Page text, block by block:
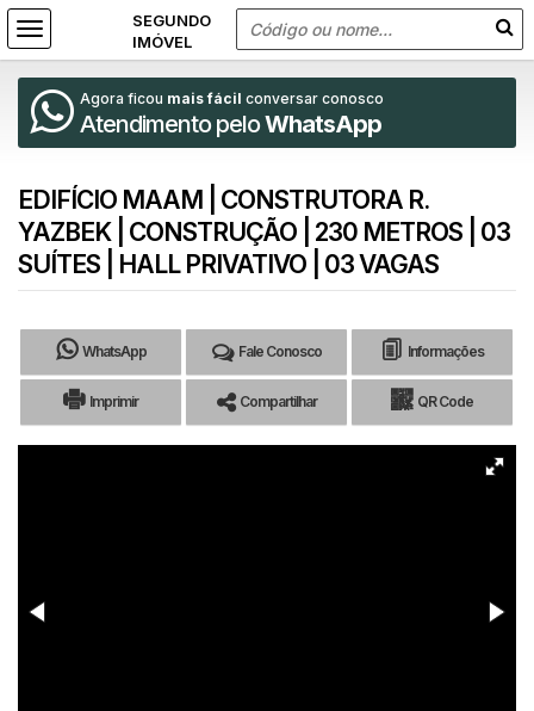
Agora ficou mais fácil conversar conosco
Atendimento peloWhatsApp
EDIFÍCIO MAAM | CONSTRUTORA R.
YAZBEK | CONSTRUÇÃO | 230 METROS | 03
SUÍTES | HALL PRIVATIVO | 03 VAGAS
WhatsApp Fale Conosco Informações
Imprimir Compartilhar QR Code